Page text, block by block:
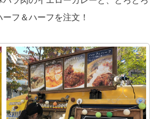
ーフ＆ハーフを注文！